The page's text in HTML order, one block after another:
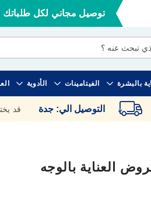
توصيل مجاني لكل طلباتك الأكثر
بالبشرة الفيتامينات الأدوية
التوصيل الي: جدة قد
العناية بالوجه